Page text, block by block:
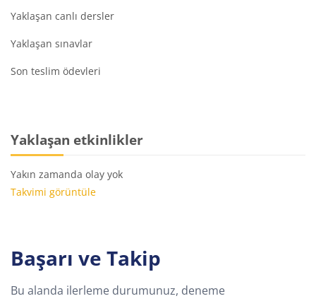
Yaklaşan canlı dersler
Yaklaşan sınavlar
Son teslim ödevleri
Yaklaşan etkinlikler
Yakın zamanda olay yok
Takvimi görüntüle
Başarı ve Takip
Bu alanda ilerleme durumunuz, deneme